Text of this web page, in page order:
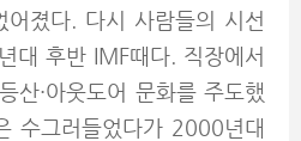
졌다. 다시 사람들의 시선
대 후반 IMF때다. 직장에서
산·아웃도어 문화를 주도했
수그러들었다가 2000년대